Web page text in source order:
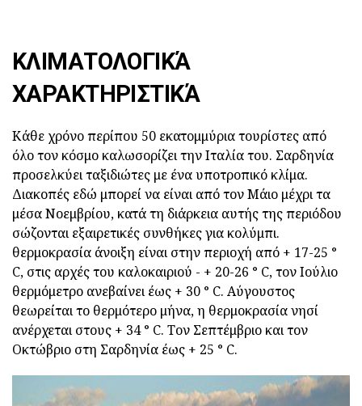
ΚΛΙΜΑΤΟΛΟΓΙΚΆ
ΧΑΡΑΚΤΗΡΙΣΤΙΚΆ
Κάθε χρόνο περίπου 50 εκατομμύρια τουρίστες από
όλο τον κόσμο καλωσορίζει την Ιταλία του. Σαρδηνία
προσελκύει ταξιδιώτες με ένα υποτροπικό κλίμα.
Διακοπές εδώ μπορεί να είναι από τον Μάιο μέχρι τα
μέσα Νοεμβρίου, κατά τη διάρκεια αυτής της περιόδου
σώζονται εξαιρετικές συνθήκες για κολύμπι.
θερμοκρασία άνοιξη είναι στην περιοχή από + 17-25 °
C, στις αρχές του καλοκαιριού - + 20-26 ° C, τον Ιούλιο
θερμόμετρο ανεβαίνει έως + 30 ° C. Αύγουστος
θεωρείται το θερμότερο μήνα, η θερμοκρασία νησί
ανέρχεται στους + 34 ° C. Τον Σεπτέμβριο και τον
Οκτώβριο στη Σαρδηνία έως + 25 ° C.